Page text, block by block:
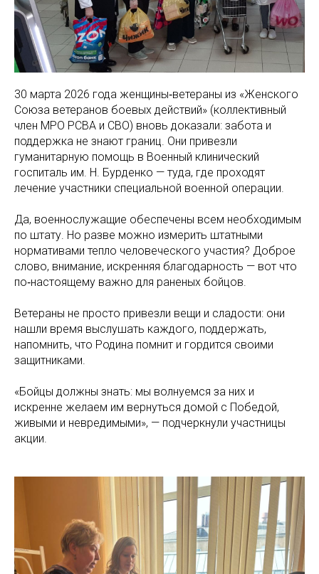
30 марта 2026 года женщины‑ветераны из «Женского
Союза ветеранов боевых действий» (коллективный
член МРО РСВА и СВО) вновь доказали: забота и
поддержка не знают границ. Они привезли
гуманитарную помощь в Военный клинический
госпиталь им. Н. Бурденко — туда, где проходят
лечение участники специальной военной операции.
Да, военнослужащие обеспечены всем необходимым
по штату. Но разве можно измерить штатными
нормативами тепло человеческого участия? Доброе
слово, внимание, искренняя благодарность — вот что
по‑настоящему важно для раненых бойцов.
Ветераны не просто привезли вещи и сладости: они
нашли время выслушать каждого, поддержать,
напомнить, что Родина помнит и гордится своими
защитниками.
«Бойцы должны знать: мы волнуемся за них и
искренне желаем им вернуться домой с Победой,
живыми и невредимыми», — подчеркнули участницы
акции.